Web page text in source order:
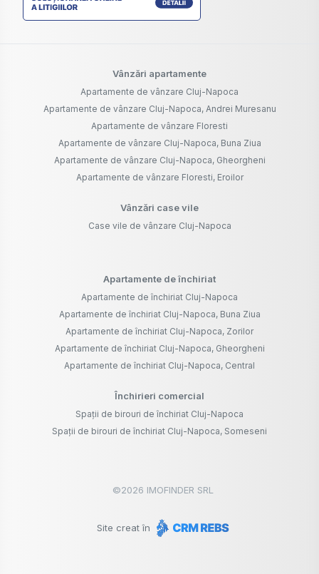
Vânzări apartamente
Apartamente de vânzare Cluj-Napoca
Apartamente de vânzare Cluj-Napoca, Andrei Muresanu
Apartamente de vânzare Floresti
Apartamente de vânzare Cluj-Napoca, Buna Ziua
Apartamente de vânzare Cluj-Napoca, Gheorgheni
Apartamente de vânzare Floresti, Eroilor
Vânzări case vile
Case vile de vânzare Cluj-Napoca
Apartamente de închiriat
Apartamente de închiriat Cluj-Napoca
Apartamente de închiriat Cluj-Napoca, Buna Ziua
Apartamente de închiriat Cluj-Napoca, Zorilor
Apartamente de închiriat Cluj-Napoca, Gheorgheni
Apartamente de închiriat Cluj-Napoca, Central
Închirieri comercial
Spații de birouri de închiriat Cluj-Napoca
Spații de birouri de închiriat Cluj-Napoca, Someseni
©2026 IMOFINDER SRL
Site creat în